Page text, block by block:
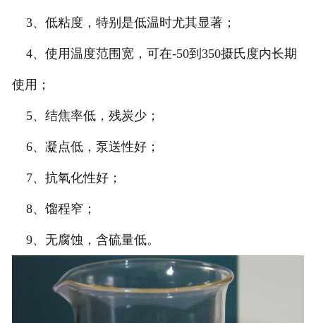
3、低粘度，特别是低温时尤其显著；
4、使用温度范围宽，可在-50到350摄氏度内长期
使用；
5、结焦率低，残炭少；
6、凝点低，泵送性好；
7、抗氧化性好；
8、馏程窄；
9、无腐蚀，含硫量低。